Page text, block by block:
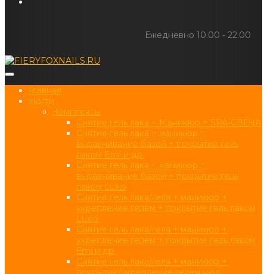
Ежедневно 10.00 - 22.00
Главная
Ногти
Комплексы
Снятие гель лака + Маникюр + SPA-СВЕЧА
Снятие гель лака + маникюр +
выравнивание базой + покрытие гель
лаком Emi и др.
Снятие гель лака + маникюр +
выравнивание базой + покрытие гель
лаком Luxio
Снятие гель лака/геля + маникюр +
укрепление гелем + покрытие гель лаком
Luxio
Снятие гель лака/геля + маникюр +
укрепление гелем + покрытие гель лаком
Еmі и др.
Снятие гель лака/геля + маникюр +